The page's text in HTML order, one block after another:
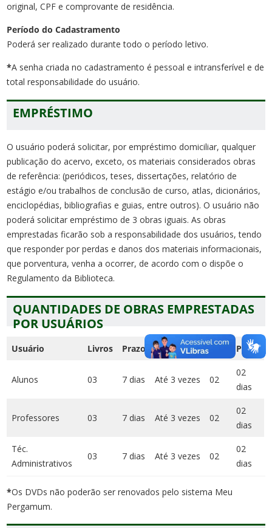
original, CPF e comprovante de residência.
Período do Cadastramento
Poderá ser realizado durante todo o período letivo.
*A senha criada no cadastramento é pessoal e intransferível e de
total responsabilidade do usuário.
EMPRÉSTIMO
O usuário poderá solicitar, por empréstimo domiciliar, qualquer
publicação do acervo, exceto, os materiais considerados obras
de referência: (periódicos, teses, dissertações, relatório de
estágio e/ou trabalhos de conclusão de curso, atlas, dicionários,
enciclopédias, bibliografias e guias, entre outros). O usuário não
poderá solicitar empréstimo de 3 obras iguais. As obras
emprestadas ficarão sob a responsabilidade dos usuários, tendo
que responder por perdas e danos dos materiais informacionais,
que porventura, venha a ocorrer, de acordo com o dispõe o
Regulamento da Biblioteca.
QUANTIDADES DE OBRAS EMPRESTADAS
POR USUÁRIOS
Usuário Livros Prazo Renovação DVD Prazo
Alunos 03 7 dias Até 3 vezes 02
02
dias
Professores 03 7 dias Até 3 vezes 02
02
dias
Téc.
Administrativos
03 7 dias Até 3 vezes 02
02
dias
*Os DVDs não poderão ser renovados pelo sistema Meu
Pergamum.